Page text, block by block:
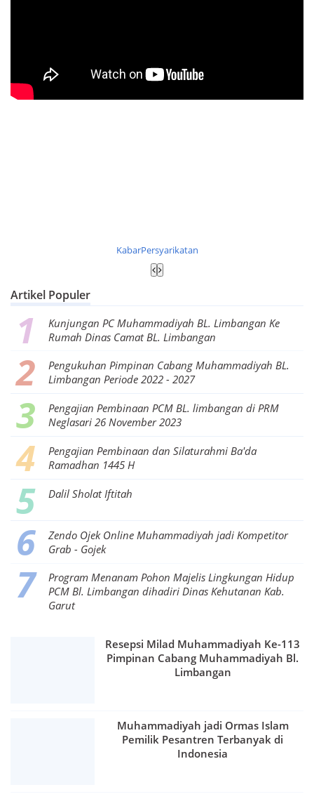
KabarPersyarikatan
Artikel Populer
Kunjungan PC Muhammadiyah BL. Limbangan Ke
Rumah Dinas Camat BL. Limbangan
Pengukuhan Pimpinan Cabang Muhammadiyah BL.
Limbangan Periode 2022 - 2027
Pengajian Pembinaan PCM BL. limbangan di PRM
Neglasari 26 November 2023
Pengajian Pembinaan dan Silaturahmi Ba'da
Ramadhan 1445 H
Dalil Sholat Iftitah
Zendo Ojek Online Muhammadiyah jadi Kompetitor
Grab - Gojek
Program Menanam Pohon Majelis Lingkungan Hidup
PCM Bl. Limbangan dihadiri Dinas Kehutanan Kab.
Garut
Resepsi Milad Muhammadiyah Ke-113
Pimpinan Cabang Muhammadiyah Bl.
Limbangan
Muhammadiyah jadi Ormas Islam
Pemilik Pesantren Terbanyak di
Indonesia